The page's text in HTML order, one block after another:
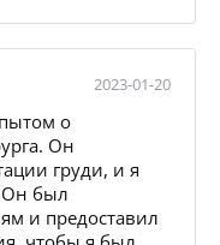
2023-01-20
о
Он
груди, и я
Он был
и предоставил